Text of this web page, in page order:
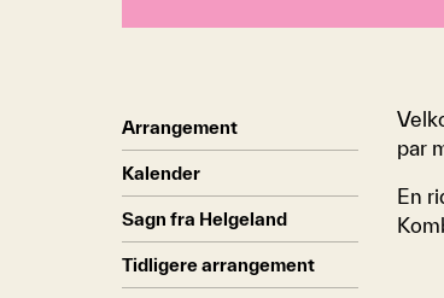
Arrangement
Kalender
Sagn fra Helgeland
Tidligere arrangement
par
En